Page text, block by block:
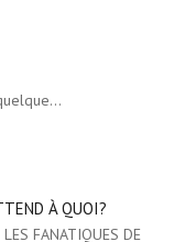
À QUOI?
FANATIQUES DE